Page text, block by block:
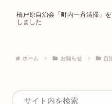
橋戸原自治会「町内一斉清掃」
しました
ホーム お知らせ 自